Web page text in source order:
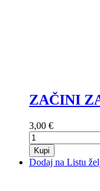
ZAČINI
3,00 €
Kupi
Dodaj na Listu